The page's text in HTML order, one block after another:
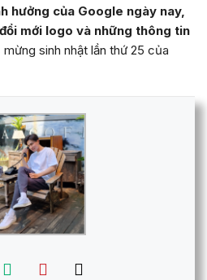
hưởng của Google ngày nay,
mới logo và những thông tin
sinh nhật lần thứ 25 của